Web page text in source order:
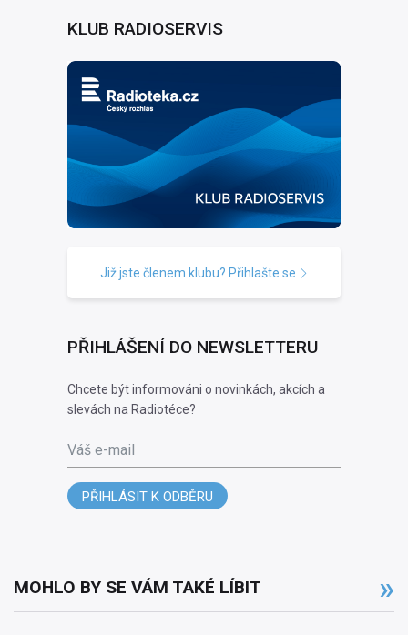
KLUB RADIOSERVIS
Již jste členem klubu? Přihlašte se
PŘIHLÁŠENÍ DO NEWSLETTERU
Chcete být informováni o novinkách, akcích a
slevách na Radiotéce?
Váš e-mail
PŘIHLÁSIT K ODBĚRU
MOHLO BY SE VÁM TAKÉ LÍBIT